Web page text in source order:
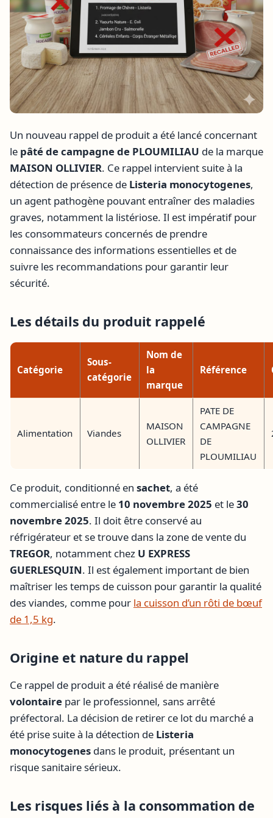
Un nouveau rappel de produit a été lancé concernant
le pâté de campagne de PLOUMILIAU de la marque
MAISON OLLIVIER. Ce rappel intervient suite à la
détection de présence de Listeria monocytogenes,
un agent pathogène pouvant entraîner des maladies
graves, notamment la listériose. Il est impératif pour
les consommateurs concernés de prendre
connaissance des informations essentielles et de
suivre les recommandations pour garantir leur
sécurité.
Les détails du produit rappelé
Catégorie
Sous-
catégorie
Nom de
la
marque
Référence
Alimentation Viandes
MAISON
OLLIVIER
PATE DE
CAMPAGNE
DE
PLOUMILIAU
Ce produit, conditionné en sachet, a été
commercialisé entre le 10 novembre 2025 et le30
novembre 2025. Il doit être conservé au
réfrigérateur et se trouve dans la zone de vente du
TREGOR, notamment chez U EXPRESS
GUERLESQUIN. Il est également important de bien
maîtriser les temps de cuisson pour garantir la qualité
des viandes, comme pour la cuisson d’un rôti de bœuf
de 1,5 kg.
Origine et nature du rappel
Ce rappel de produit a été réalisé de manière
volontaire par le professionnel, sans arrêté
préfectoral. La décision de retirer ce lot du marché a
été prise suite à la détection de Listeria
monocytogenes dans le produit, présentant un
risque sanitaire sérieux.
Les risques liés à la consommation de